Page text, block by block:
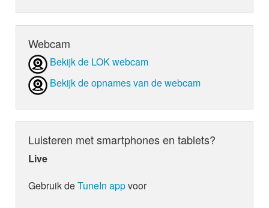
Webcam
Bekijk de LOK webcam
Bekijk de opnames van de webcam
Luisteren met smartphones en tablets?
Live
Gebruik deTuneIn appvoor